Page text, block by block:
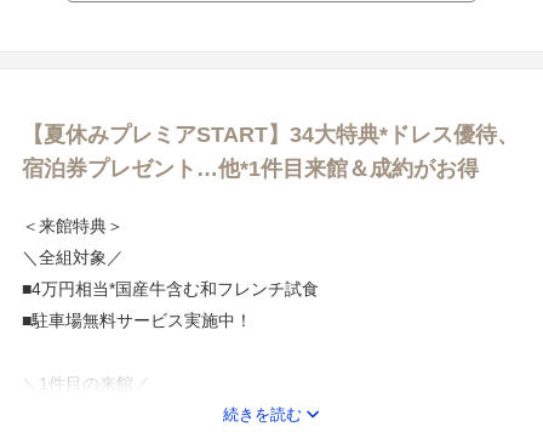
一流のおもてなしと
業界最大手のプランニングスキルを駆使して
形にとらわれない
「ふたりだからこそ」の自由なウエディングを
【夏休みプレミアSTART】34大特典*ドレス優待、
宿泊券プレゼント…他*1件目来館＆成約がお得
＜来館特典＞
＼全組対象／
■4万円相当*国産牛含む和フレンチ試食
■駐車場無料サービス実施中！
＼1件目の来館／
■ホテル最上階レストラン*アフタヌーンティー1名無料ご招待
続きを読む